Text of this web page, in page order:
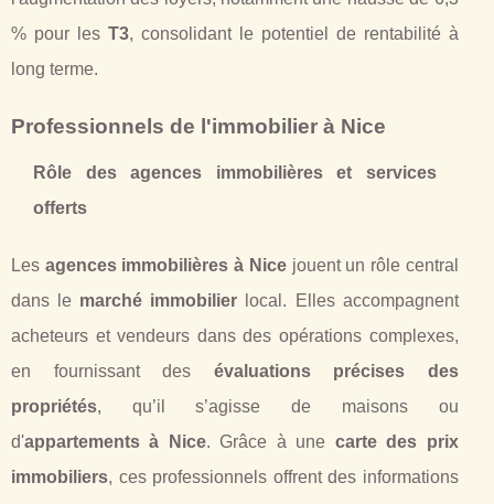
% pour les T3, consolidant le potentiel de rentabilité à
long terme.
Professionnels de l'immobilier à Nice
Rôle des agences immobilières et services
offerts
Les agences immobilières à Nicejouent un rôle central
dans le marché immobilier local. Elles accompagnent
acheteurs et vendeurs dans des opérations complexes,
en fournissant des évaluations précises des
propriétés, qu’il s’agisse de maisons ou
d'appartements à Nice. Grâce à une carte des prix
immobiliers, ces professionnels offrent des informations